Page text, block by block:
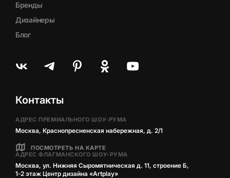
Бренды
Дизайнеры
Блог
Контакты
АДРЕС ПРЕМИАЛЬНОГО ШОУ-РУМА
Москва, Краснопресненская набережная, д. 2/1
ПОСМОТРЕТЬ НА КАРТЕ
АДРЕС ФЛАГМАНСКОГО ШОУ-РУМА
Москва, ул. Нижняя Сыромятническая д. 11, строение Б,
1‑2 этаж Центр дизайна «Artplay»